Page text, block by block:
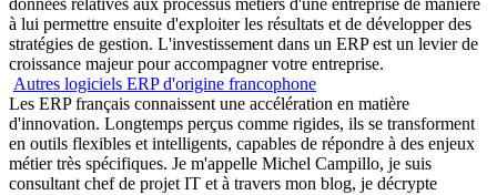
à lui permettre ensuite d'exploiter les résultats et de développer des
stratégies de gestion. L'investissement dans un ERP est un levier de
croissance majeur pour accompagner votre entreprise.
Autres logiciels ERP d'origine francophone
Les ERP français connaissent une accélération en matière
d'innovation. Longtemps perçus comme rigides, ils se transforment
en outils flexibles et intelligents, capables de répondre à des enjeux
métier très spécifiques. Je m'appelle Michel Campillo, je suis
consultant chef de projet IT et à travers mon blog, je décrypte